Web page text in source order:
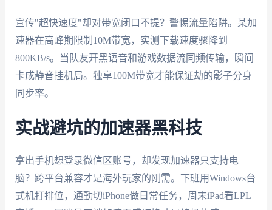
宣传"超快速度"却对带宽闭口不提？警惕流量陷阱。某加
速器在高峰期限制10M带宽，实测下载速度骤降到
800KB/s。当队友开黑语音和游戏数据流同频传输，瞬间
卡成静音挂机局。独享100M带宽才能保证劫的影子分身
同步率。
实战避坑的加速器黑科技
拿出手机想登录微信区账号，却发现加速器只支持电
脑？跨平台兼容才是海外玩家的刚需。下班用Windows台
式机打排位，通勤切iPhone做日常任务，周末iPad看LPL